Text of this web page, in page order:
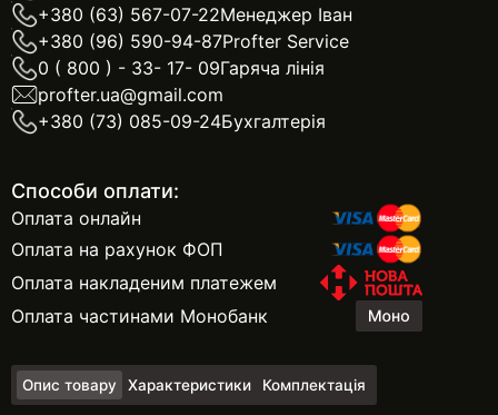
+380 (63) 567-07-22Менеджер Іван
+380 (96) 590-94-87Profter Service
0 ( 800 ) - 33- 17- 09Гаряча лінія
profter.ua@gmail.com
+380 (73) 085-09-24Бухгалтерія
Способи оплати:
Оплата онлайн
Оплата на рахунок ФОП
Оплата накладеним платежем
Оплата частинами Монобанк
Опис товару Характеристики Комплектація